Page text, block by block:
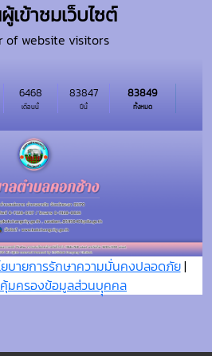
เข้าชมเว็บไซต์
of website visitors
เดือนนี้
6468
ปีนี้
83847
ทั้งหมด
83849
ยบายการรักษาความมั่นคงปลอดภัย|
คุ้มครองข้อมูลส่วนบุุคคล